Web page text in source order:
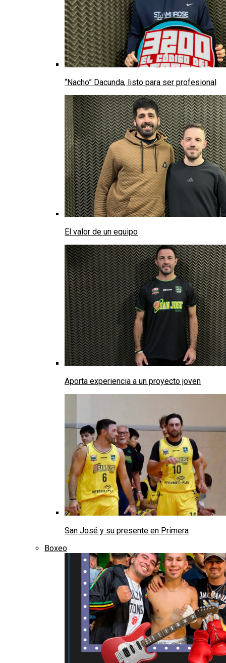
“Nacho” Dacunda, listo para ser profesional
El valor de un equipo
Aporta experiencia a un proyecto joven
San José y su presente en Primera
Boxeo